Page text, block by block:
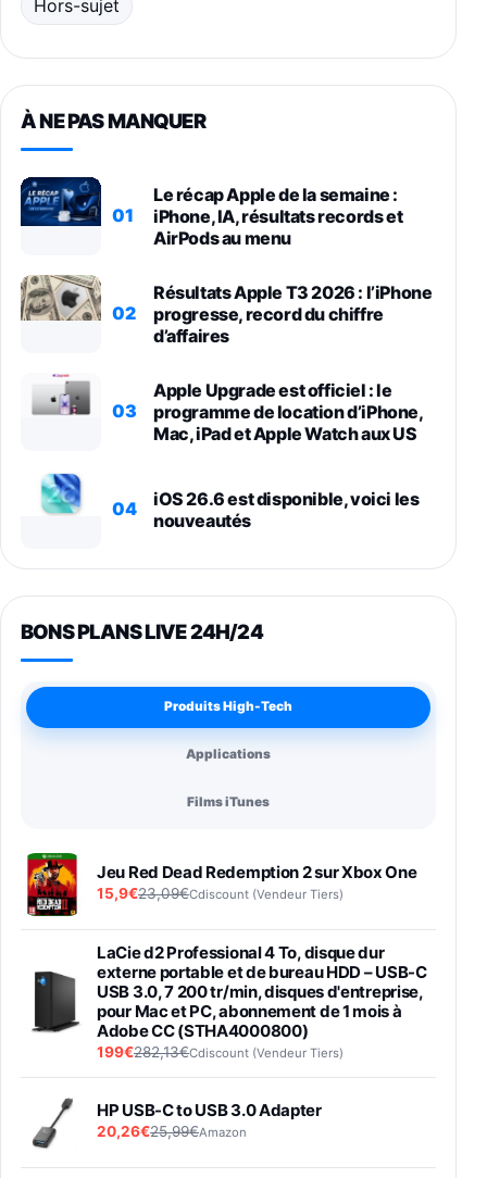
Hors-sujet
À NE PAS MANQUER
01
Le récap Apple de la semaine :
iPhone, IA, résultats records et
AirPods au menu
02
Résultats Apple T3 2026 : l’iPhone
progresse, record du chiffre
d’affaires
03
Apple Upgrade est officiel : le
programme de location d’iPhone,
Mac, iPad et Apple Watch aux US
04
iOS 26.6 est disponible, voici les
nouveautés
BONS PLANS LIVE 24H/24
Produits High-Tech
Applications
Films iTunes
Jeu Red Dead Redemption 2 sur Xbox One
15,9€23,09€Cdiscount (Vendeur Tiers)
LaCie d2 Professional 4 To, disque dur
externe portable et de bureau HDD – USB-C
USB 3.0, 7 200 tr/min, disques d'entreprise,
pour Mac et PC, abonnement de 1 mois à
Adobe CC (STHA4000800)
199€282,13€Cdiscount (Vendeur Tiers)
HP USB-C to USB 3.0 Adapter
20,26€25,99€Amazon